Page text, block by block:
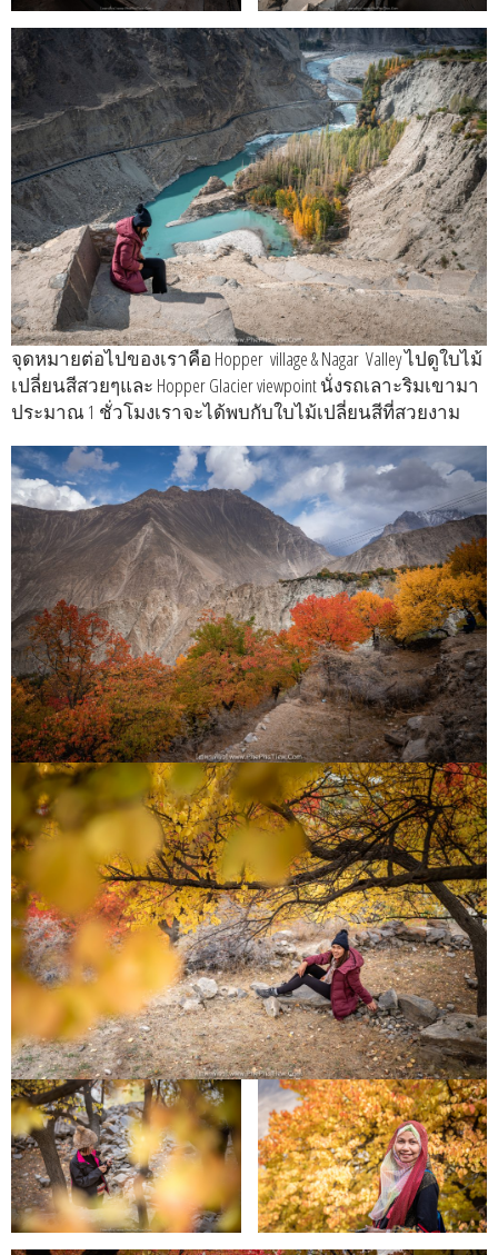
จุดหมายต่อไปของเราคือ Hopper​ ​ village​ ​& Nagar ​ ​Valley ไปดูใบไม้
เปลี่ยนสีสวยๆและ Hopper​ ​Glacier​ viewpoint นั่งรถเลาะริมเขามา
ประมาณ 1 ชั่วโมงเราจะได้พบกับใบไม้เปลี่ยนสีที่สวยงาม